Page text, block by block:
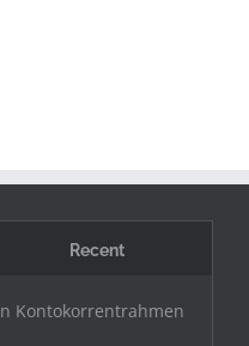
Recent
Kontokorrentrahmen